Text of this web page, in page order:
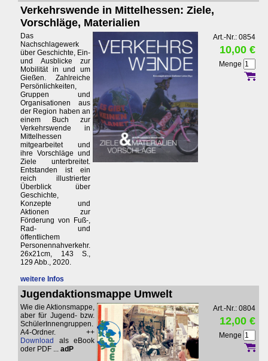
Verkehrswende in Mittelhessen: Ziele,
Vorschläge, Materialien
Das
Nachschlagewerk
über Geschichte, Ein-
und Ausblicke zur
Mobilität in und um
Gießen. Zahlreiche
Persönlichkeiten,
Gruppen und
Organisationen aus
der Region haben an
einem Buch zur
Verkehrswende in
Mittelhessen
mitgearbeitet und
ihre Vorschläge und
Ziele unterbreitet.
Entstanden ist ein
reich illustrierter
Überblick über
Geschichte,
Konzepte und
Aktionen zur
Förderung von Fuß-,
Rad- und
öffentlichem
Personennahverkehr.
26x21cm, 143 S.,
129 Abb., 2020.
weitere Infos
Art.-Nr.: 0854
10,00 €
Menge
Jugendaktionsmappe Umwelt
Wie die Aktionsmappe,
aber für Jugend- bzw.
SchülerInnengruppen.
A4-Ordner. ++
Download
als eBook
oder PDF ... adP
Art.-Nr.: 0804
12,00 €
Menge